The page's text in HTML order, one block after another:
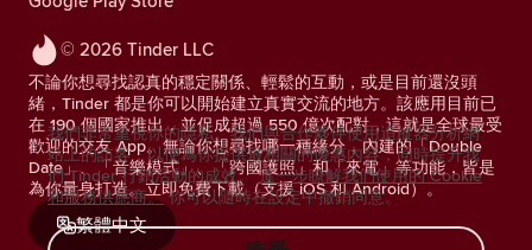
© 2026 Tinder LLC
不論你想尋找認真的穩定關係、輕鬆的互動，或是目前還沒頭
緒，Tinder 都是你可以開始建立真實交流的地方。該應用目前已
在 190 個國家推出，並促成超過 550 億次配對，這就是全球最受
歡迎的交友 App。無論你想尋找哪一種緣分，內建的「Double
Date」、「音樂模式」、「跨國護照」和「來電」等功能，皆是
為你量身打造。立即免費下載（支援 iOS 和 Android）。
繁體中文
我們非常重視你的隱私。我們與合作夥伴使用追蹤器分析網
站上的訪客，以便為你提供最相關的優惠內容，同時提升我
們 Tinder 行銷活動的成效。 進一步瞭解我們使用的 Cookie
和服務供應商。 你可以隨時在設定中撤銷同意。